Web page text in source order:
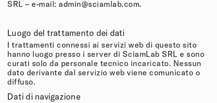
SRL – e-mail: admin@sciamlab.com.
Luogo del trattamento dei dati
I trattamenti connessi ai servizi web di questo sito
hanno luogo presso i server di SciamLab SRL e sono
curati solo da personale tecnico incaricato. Nessun
dato derivante dal servizio web viene comunicato o
diffuso.
Dati di navigazione